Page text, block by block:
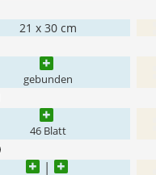
21 x 30 cm
gebunden
46 Blatt